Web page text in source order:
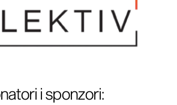
i sponzori: